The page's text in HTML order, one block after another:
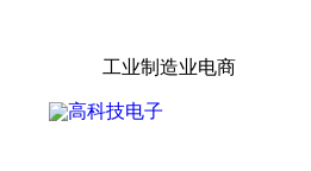
工业制造业电商